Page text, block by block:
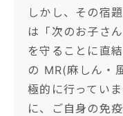
しかし、その宿
は「次のお子さ
を守ることに直
の MR(麻しん・
極的に行ってい
に、ご自身の免